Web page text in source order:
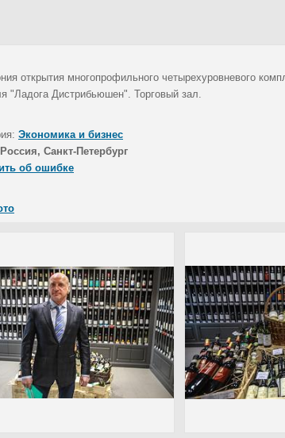
открытия многопрофильного четырехуровневого
"Ладога Дистрибьюшен". Торговый зал.
Экономика и бизнес
Россия, Санкт-Петербург
об ошибке